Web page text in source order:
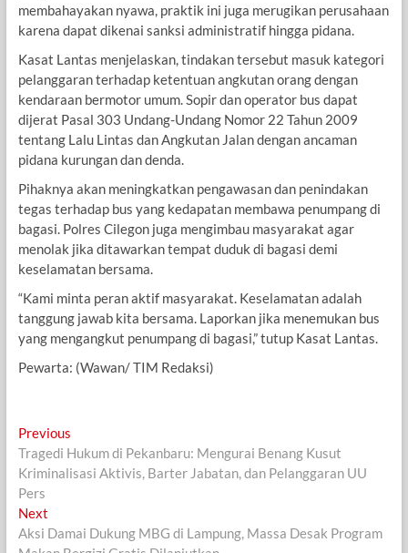
membahayakan nyawa, praktik ini juga merugikan perusahaan
karena dapat dikenai sanksi administratif hingga pidana.
Kasat Lantas menjelaskan, tindakan tersebut masuk kategori
pelanggaran terhadap ketentuan angkutan orang dengan
kendaraan bermotor umum. Sopir dan operator bus dapat
dijerat Pasal 303 Undang-Undang Nomor 22 Tahun 2009
tentang Lalu Lintas dan Angkutan Jalan dengan ancaman
pidana kurungan dan denda.
Pihaknya akan meningkatkan pengawasan dan penindakan
tegas terhadap bus yang kedapatan membawa penumpang di
bagasi. Polres Cilegon juga mengimbau masyarakat agar
menolak jika ditawarkan tempat duduk di bagasi demi
keselamatan bersama.
“Kami minta peran aktif masyarakat. Keselamatan adalah
tanggung jawab kita bersama. Laporkan jika menemukan bus
yang mengangkut penumpang di bagasi,” tutup Kasat Lantas.
Pewarta: (Wawan/ TIM Redaksi)
Navigasi
pos
PreviousPrevious
post:
Tragedi Hukum di Pekanbaru: Mengurai Benang Kusut
Kriminalisasi Aktivis, Barter Jabatan, dan Pelanggaran UU
Pers
NextNext
post:
Aksi Damai Dukung MBG di Lampung, Massa Desak Program